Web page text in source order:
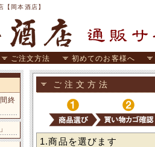
【岡本酒店】
ご注文方法 初めてのお客様へ
終
ご注文方法
1.商品を選びます